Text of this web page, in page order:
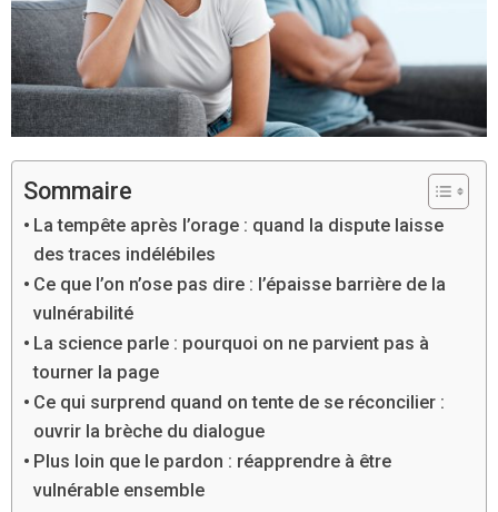
Sommaire
La tempête après l’orage : quand la dispute laisse
des traces indélébiles
Ce que l’on n’ose pas dire : l’épaisse barrière de la
vulnérabilité
La science parle : pourquoi on ne parvient pas à
tourner la page
Ce qui surprend quand on tente de se réconcilier :
ouvrir la brèche du dialogue
Plus loin que le pardon : réapprendre à être
vulnérable ensemble